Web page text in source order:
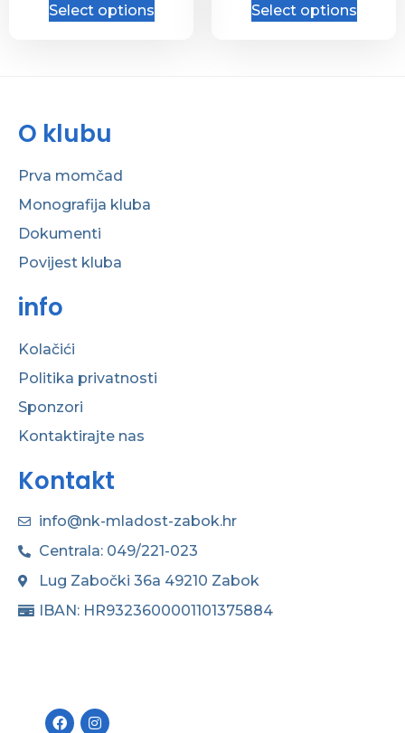
Select options Select options
O klubu
Prva momčad
Monografija kluba
Dokumenti
Povijest kluba
info
Kolačići
Politika privatnosti
Sponzori
Kontaktirajte nas
Kontakt
info@nk-mladost-zabok.hr
Centrala: 049/221-023
Lug Zabočki 36a 49210 Zabok
IBAN: HR9323600001101375884